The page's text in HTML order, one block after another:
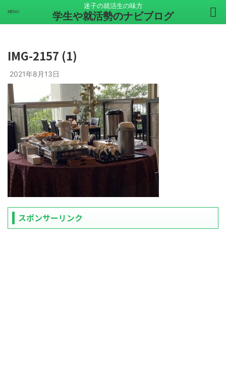
迷子の就活生の味方
学生や就活勢のナビブログ
IMG-2157 (1)
2021年8月13日
スポンサーリンク